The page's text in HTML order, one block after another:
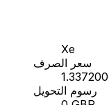
Xe
سعر الصرف
1.337200
رسوم التحويل